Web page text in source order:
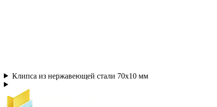
Клипса из нержавеющей стали 70х10 мм